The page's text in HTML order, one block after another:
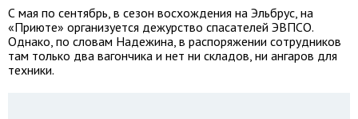
С мая по сентябрь, в сезон восхождения на Эльбрус, на
«Приюте» организуется дежурство спасателей ЭВПСО.
Однако, по словам Надежина, в распоряжении сотрудников
там только два вагончика и нет ни складов, ни ангаров для
техники.